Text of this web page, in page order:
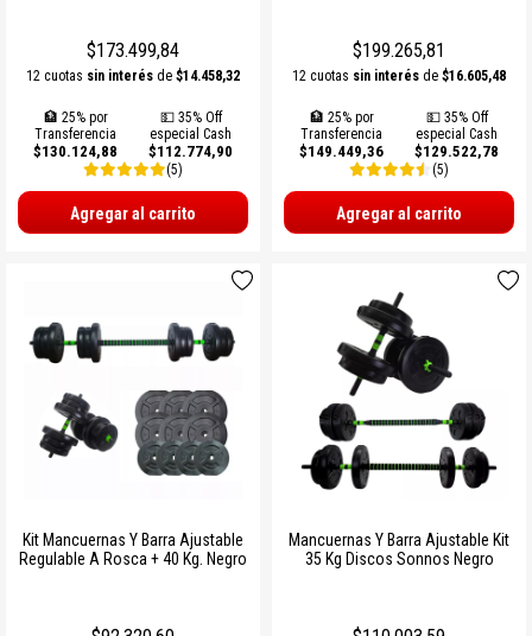
$173.499,84
12 cuotas sin interés de $14.458,32
🏦 25% por
Transferencia
$130.124,88
💵 35% Off
especial Cash
$112.774,90
(5)
Agregar al carrito
$199.265,81
12 cuotas sin interés de $16.605,48
🏦 25% por
Transferencia
$149.449,36
💵 35% Off
especial Cash
$129.522,78
(5)
Agregar al carrito
Kit Mancuernas Y Barra Ajustable
Regulable A Rosca + 40 Kg. Negro
Mancuernas Y Barra Ajustable Kit
35 Kg Discos Sonnos Negro